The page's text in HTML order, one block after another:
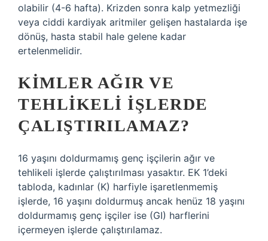
olabilir (4-6 hafta). Krizden sonra kalp yetmezliği
veya ciddi kardiyak aritmiler gelişen hastalarda işe
dönüş, hasta stabil hale gelene kadar
ertelenmelidir.
KIMLER AĞIR VE
TEHLIKELI IŞLERDE
ÇALIŞTIRILAMAZ?
16 yaşını doldurmamış genç işçilerin ağır ve
tehlikeli işlerde çalıştırılması yasaktır. EK 1’deki
tabloda, kadınlar (K) harfiyle işaretlenmemiş
işlerde, 16 yaşını doldurmuş ancak henüz 18 yaşını
doldurmamış genç işçiler ise (GI) harflerini
içermeyen işlerde çalıştırılamaz.